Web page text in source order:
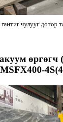
чулууг дотор
өргөгч